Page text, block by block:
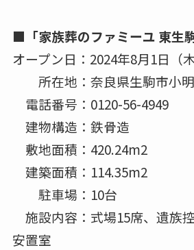
■「家族葬のファミーユ 東生
オープン日：2024年8月1日（木
所在地：奈良県生駒市小明
電話番号：0120-56-4949
建物構造：鉄骨造
敷地面積：420.24m2
建築面積：114.35m2
駐車場：10台
施設内容：式場15席、遺族控
安置室